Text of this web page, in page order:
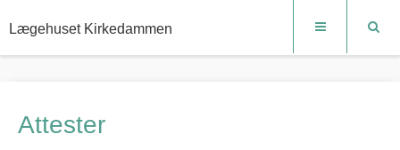
Lægehuset Kirkedammen
Attester